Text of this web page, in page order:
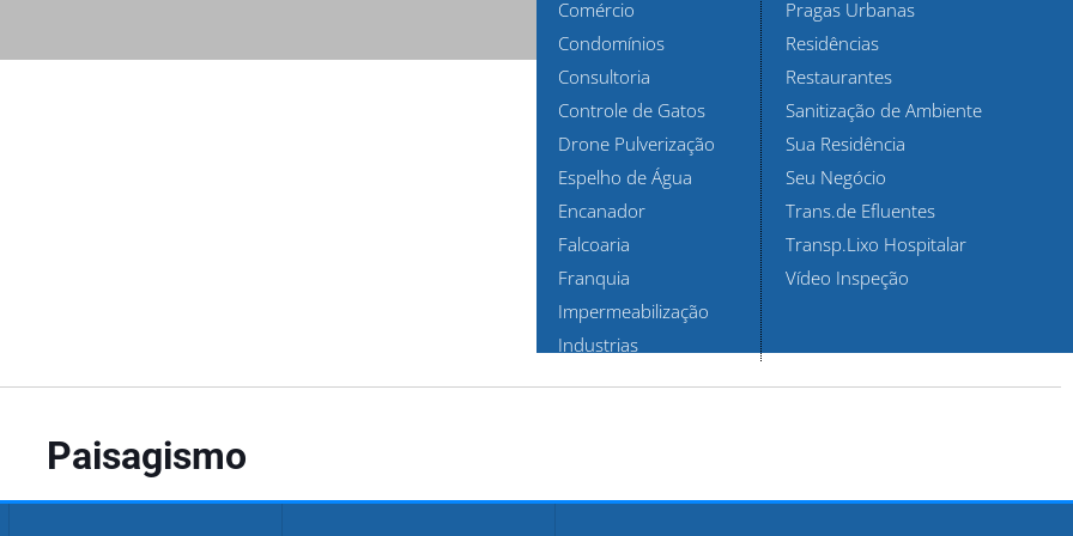
Comércio
Condomínios
Consultoria
Controle de Gatos
Drone Pulverização
Espelho de Água
Encanador
Falcoaria
Franquia
Impermeabilização
Industrias
Pragas Urbanas
Residências
Restaurantes
Sanitização de Ambiente
Sua Residência
Seu Negócio
Trans.de Efluentes
Transp.Lixo Hospitalar
Vídeo Inspeção
Paisagismo